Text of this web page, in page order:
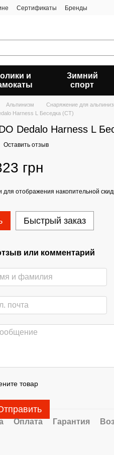
Сертификаты
Бренды
и
Зимний
спорт
Альпинизм Снаряжение для
Harness L Беседка (СТ)
Dedalo Harness L
Оставить отзыв
грн
для отображения накопительной
Быстрый заказ
или комментарий
товар
Оплата Гарантия